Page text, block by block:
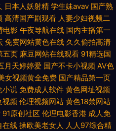
美女视频 91入口在线观看 99成人国产
亚洲电影18 92看看福利视频 大香蕉
呦丁香十月 a片污在线国产精品 韩日
天天上 成人国外av 狼人干99大香蕉
人精品av 日本色图一本道 91porn蝌蚪
频在线观看 青青草人与兽资源站 先锋
日本人妖射精 学生妹avav 国产熟
高清国产剧观看 人妻少妇视频二
电影 午夜导航在线 国内主播第一
免费网站黄色在线 久久偷拍高清
五页 麻豆网站在线观看 91精选国
月天婷婷爱 国产不卡小视频 AV色
女视频黄全免费 国产精品第一页
小说 免费成人软件 黄色网址视频
视频 伦理视频网站 黄色18禁网站
91原创社区 伦理电影香港 成人免
在线 操欧美老女人 人人97综合精